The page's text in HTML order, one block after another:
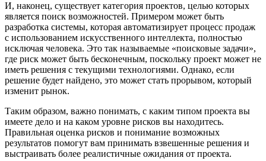
И, наконец, существует категория проектов, целью которых
является поиск возможностей. Примером может быть
разработка системы, которая автоматизирует процесс продаж
с использованием искусственного интеллекта, полностью
исключая человека. Это так называемые «поисковые задачи»,
где риск может быть бесконечным, поскольку проект может не
иметь решения с текущими технологиями. Однако, если
решение будет найдено, это может стать прорывом, который
изменит рынок.
Таким образом, важно понимать, с каким типом проекта вы
имеете дело и на каком уровне рисков вы находитесь.
Правильная оценка рисков и понимание возможных
результатов помогут вам принимать взвешенные решения и
выстраивать более реалистичные ожидания от проекта.